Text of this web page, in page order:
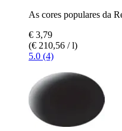
As cores populares da
€ 3,79
(€ 210,56 / l)
5.0 (4)